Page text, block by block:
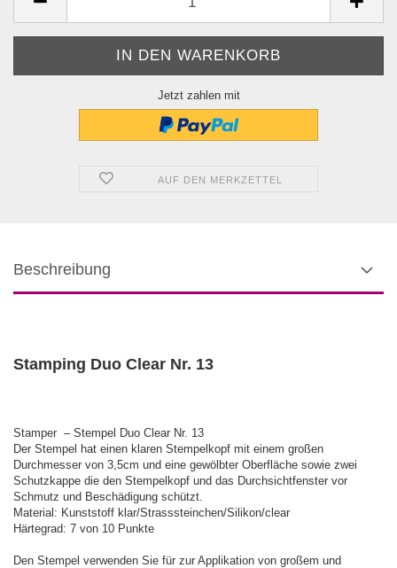
Jetzt zahlen mit
AUF DEN MERKZETTEL
Beschreibung
Stamping Duo Clear Nr. 13
Stamper – Stempel Duo Clear Nr. 13
Der Stempel hat einen klaren Stempelkopf mit einem großen
Durchmesser von 3,5cm und eine gewölbter Oberfläche sowie zwei
Schutzkappe die den Stempelkopf und das Durchsichtfenster vor
Schmutz und Beschädigung schützt.
Material: Kunststoff klar/Strasssteinchen/Silikon/clear
Härtegrad: 7 von 10 Punkte
Den Stempel verwenden Sie für zur Applikation von großem und